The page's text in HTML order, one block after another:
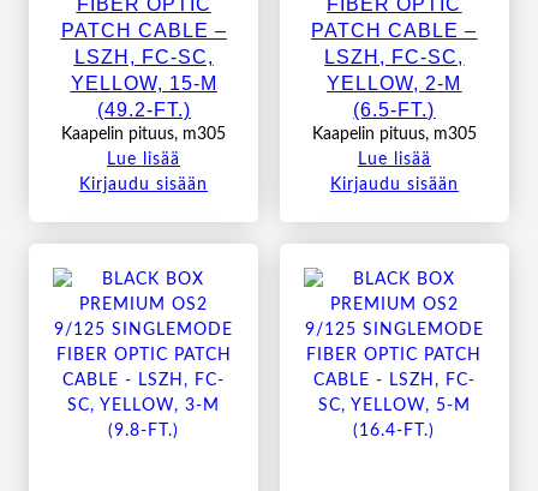
PATCH CABLE –
LSZH, FC-SC,
YELLOW, 15-M
(49.2-FT.)
Kaapelin pituus, m305
Lue lisää
Kirjaudu sisään
PATCH CABLE –
LSZH, FC-SC,
YELLOW, 2-M
(6.5-FT.)
Kaapelin pituus, m305
Lue lisää
Kirjaudu sisään